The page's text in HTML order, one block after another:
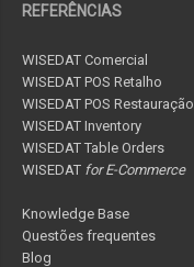
REFERÊNCIAS
WISEDAT Comercial
WISEDAT POS Retalho
WISEDAT POS Restauração
WISEDAT Inventory
WISEDAT Table Orders
WISEDAT for E-Commerce
Knowledge Base
Questões frequentes
Blog